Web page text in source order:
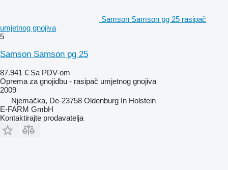
Samson Samson pg 25 rasipač
umjetnog gnojiva
5
Samson Samson pg 25
87.941 € Sa PDV-om
Oprema za gnojidbu - rasipač umjetnog gnojiva
2009
Njemačka, De-23758 Oldenburg In Holstein
E-FARM GmbH
Kontaktirajte prodavatelja